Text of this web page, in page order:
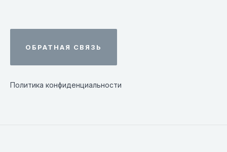
ОБРАТНАЯ СВЯЗЬ
Политика конфиденциальности